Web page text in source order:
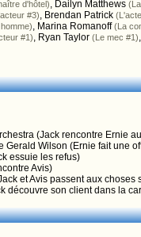
d'hôtel), Dailyn Matthews
#3), Brendan Patrick
, Marina Romanoff (La
#1), Ryan Taylor (Le mec #1),
(Jack rencontre Ernie
Gerald Wilson (Ernie fait une
essuie les refus)
Avis)
et Avis passent aux choses
découvre son client dans la